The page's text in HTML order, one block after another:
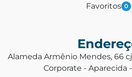
Favoritos 0
Alameda Armênio Mendes, 66 cj
Corporate - Aparecida